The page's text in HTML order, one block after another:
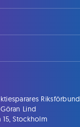
Riksförbund
Lind
15, Stockholm